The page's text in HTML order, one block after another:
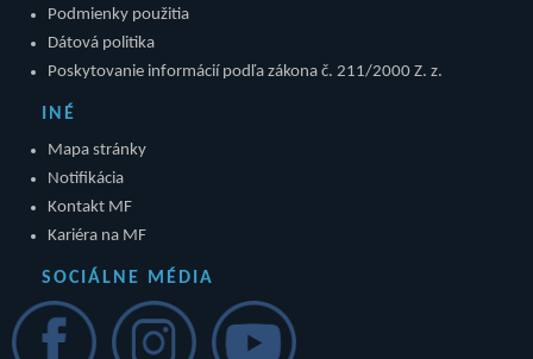
Podmienky použitia
Dátová politika
Poskytovanie informácií podľa zákona č. 211/2000 Z. z.
INÉ
Mapa stránky
Notifikácia
Kontakt MF
Kariéra na MF
SOCIÁLNE MÉDIA